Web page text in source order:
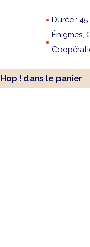
Durée :
Énigmes,
Hop ! dans le panier